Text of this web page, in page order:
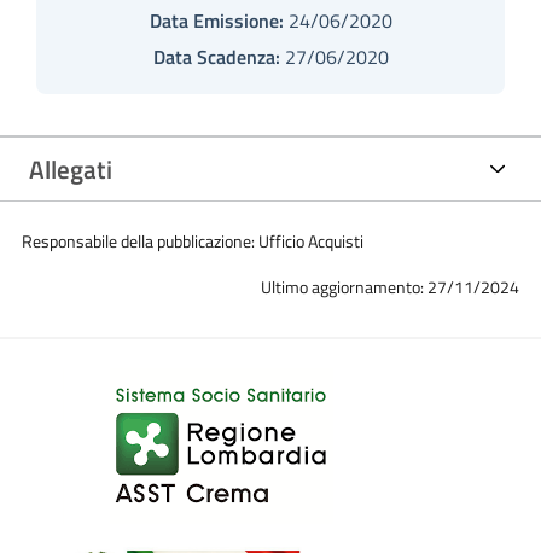
Data Emissione: 24/06/2020
Data Scadenza: 27/06/2020
Allegati
Responsabile della pubblicazione: Ufficio Acquisti
Ultimo aggiornamento: 27/11/2024